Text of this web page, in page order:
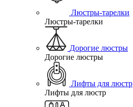
Люстры-тарелки
Люстры-тарелки
Дорогие люстры
Дорогие люстры
Лифты для люстр
Лифты для люстр